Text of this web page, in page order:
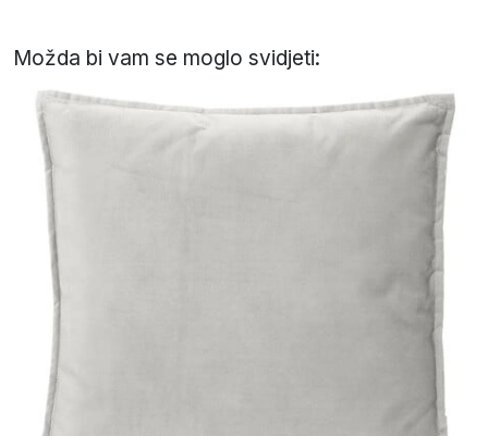
Možda bi vam se moglo svidjeti: